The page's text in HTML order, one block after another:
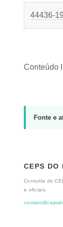
44436-
Conteúdo
Fonte e
CEPS DO
Consulta de
e oficiais.